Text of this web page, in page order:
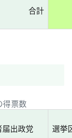
合計
票数
届出政党 選挙